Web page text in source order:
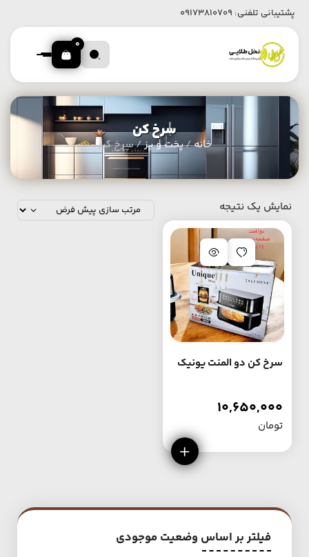
پشتیبانی تلفنی: 09173810709
0
سرخ کن
خانه/پخت و پز/ سرخ کن
فیلتر بر اساس وضعیت موجودی
نمایش یک نتیجه
سرخ کن دو المنت یونیک
10,650,000
تومان